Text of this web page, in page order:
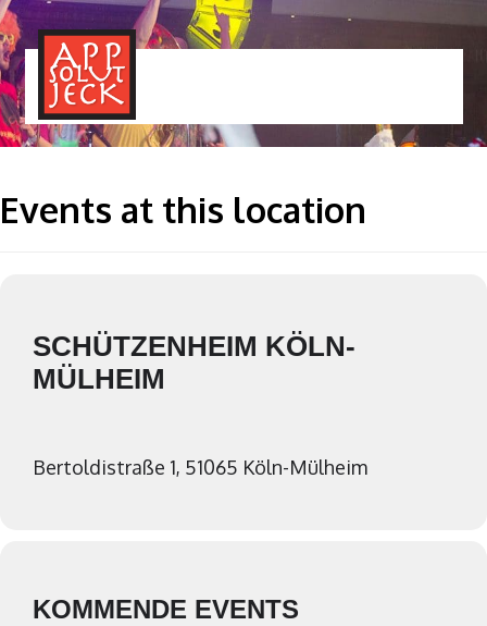
Events at this location
SCHÜTZENHEIM KÖLN-
MÜLHEIM
Bertoldistraße 1, 51065 Köln-Mülheim
KOMMENDE EVENTS